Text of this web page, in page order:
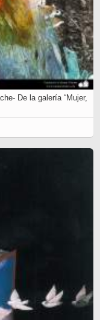
De la galería “Mujer,